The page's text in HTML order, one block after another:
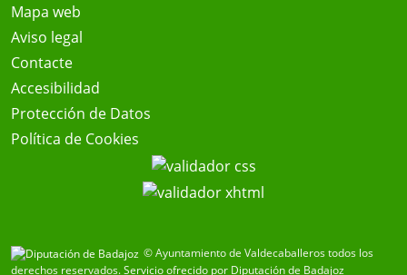
Mapa web
Aviso legal
Contacte
Accesibilidad
Protección de Datos
Política de Cookies
© Ayuntamiento de Valdecaballeros todos los
derechos reservados.Servicio ofrecido por Diputación de Badajoz